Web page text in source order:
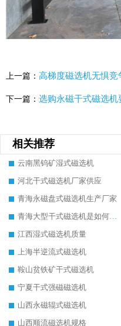
上一篇： 高梯度磁选机无惧竞
下一篇： 选购永磁干式磁选机
相关推荐
云南黑钨矿湿式磁选机
河北干式磁选机厂家供应
青海永磁盘式磁选机生产厂家
青海大型干式磁选机是如何选矿的
江西湿式磁选机质量
上海半逆流式磁选机
鞍山贫铁矿干式磁选机
宁夏干式强磁磁选机
山西永磁辊式磁选机
山西顺流磁选机规格